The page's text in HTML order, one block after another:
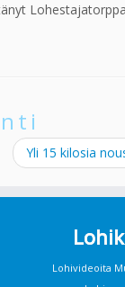
Yli 15 kilosia
Lohivideoita